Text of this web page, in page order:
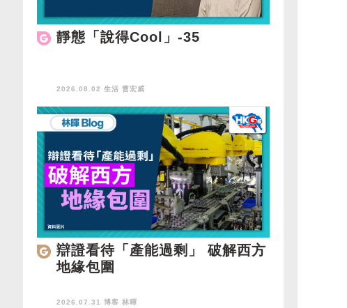
靜態「說得Cool」-35
2026.08.02 生活 曹宏威
辯證看待「產能過剩」 破解西方
地緣包圍
2026.07.31 博客 林暉